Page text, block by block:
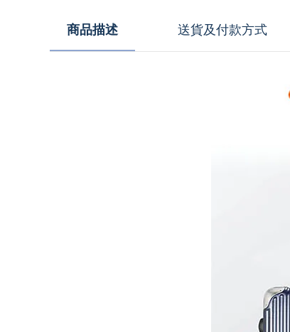
商品描述 送貨及付款方式